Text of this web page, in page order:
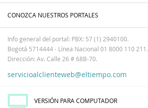
CONOZCA NUESTROS PORTALES
Info general del portal: PBX: 57 (1) 2940100.
Bogotá 5714444 - Línea Nacional 01 8000 110 211.
Dirección: Av. Calle 26 # 68B-70.
servicioalclienteweb@eltiempo.com
VERSIÓN PARA COMPUTADOR